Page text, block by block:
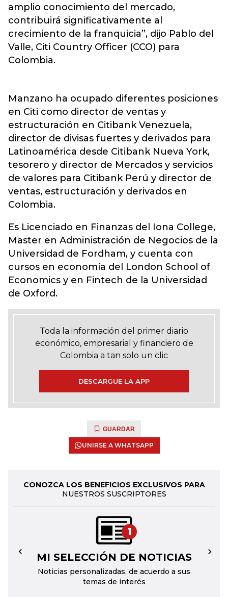
amplio conocimiento del mercado,
contribuirá significativamente al
crecimiento de la franquicia”, dijo Pablo del
Valle, Citi Country Officer (CCO) para
Colombia.
Manzano ha ocupado diferentes posiciones
en Citi como director de ventas y
estructuración en Citibank Venezuela,
director de divisas fuertes y derivados para
Latinoamérica desde Citibank Nueva York,
tesorero y director de Mercados y servicios
de valores para Citibank Perú y director de
ventas, estructuración y derivados en
Colombia.
Es Licenciado en Finanzas del Iona College,
Master en Administración de Negocios de la
Universidad de Fordham, y cuenta con
cursos en economía del London School of
Economics y en Fintech de la Universidad
de Oxford.
Toda la información del primer diario
económico, empresarial y financiero de
Colombia a tan solo un clic
DESCARGUE LA APP
GUARDAR
UNIRSE A WHATSAPP
CONOZCA LOS BENEFICIOS EXCLUSIVOS PARA
NUESTROS SUSCRIPTORES
1
MI SELECCIÓN DE NOTICIAS
Noticias personalizadas, de acuerdo a sus
temas de interés
← →